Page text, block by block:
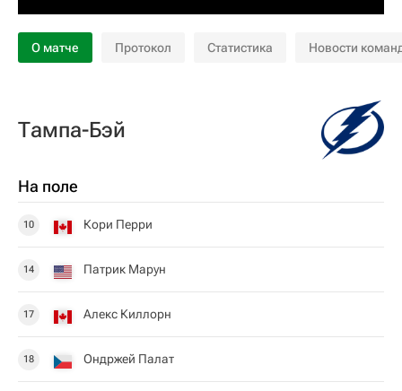
О матче Протокол Статистика Новости
Тампа-Бэй
На поле
10 Кори Перри
14 Патрик Марун
17 Алекс Киллорн
18 Ондржей Палат